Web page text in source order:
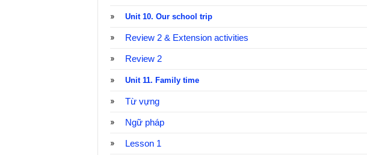
Unit 10. Our school trip
Review 2 & Extension activities
Review 2
Unit 11. Family time
Từ vựng
Ngữ pháp
Lesson 1